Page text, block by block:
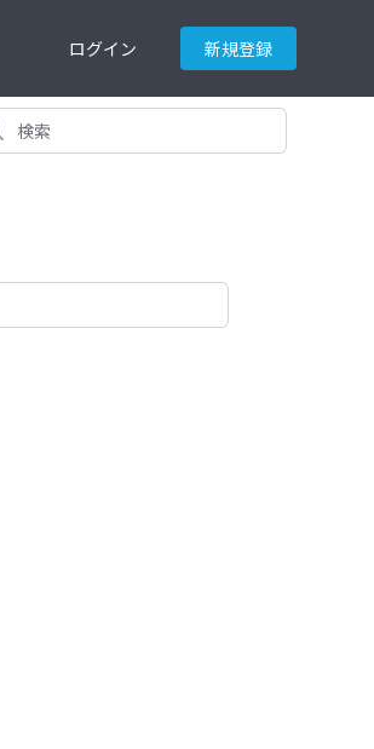
ログイン 新規登録